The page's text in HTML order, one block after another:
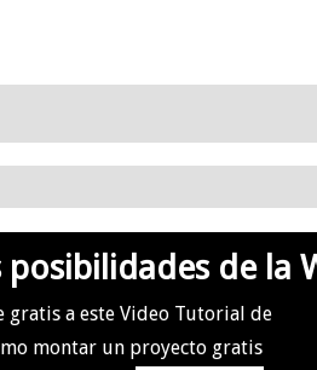
posibilidades de la
gratis a este Video Tutorial de
montar un proyecto gratis